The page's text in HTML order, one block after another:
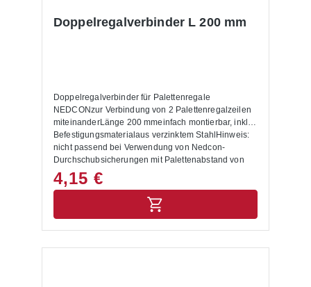
Doppelregalverbinder L 200 mm
Doppelregalverbinder für Palettenregale
NEDCONzur Verbindung von 2 Palettenregalzeilen
miteinanderLänge 200 mmeinfach montierbar, inkl.
Befestigungsmaterialaus verzinktem StahlHinweis:
nicht passend bei Verwendung von Nedcon-
Durchschubsicherungen mit Palettenabstand von
105 mm (hier bitte Artikel 11-057-001866
verwenden)
4,15 €